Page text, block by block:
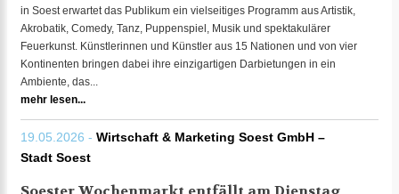
in Soest erwartet das Publikum ein vielseitiges Programm aus Artistik,
Akrobatik, Comedy, Tanz, Puppenspiel, Musik und spektakulärer
Feuerkunst. Künstlerinnen und Künstler aus 15 Nationen und von vier
Kontinenten bringen dabei ihre einzigartigen Darbietungen in ein
Ambiente, das...
mehr lesen...
19.05.2026 - Wirtschaft & Marketing Soest GmbH –
Stadt Soest